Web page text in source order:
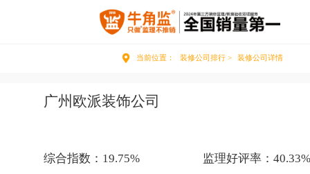
当前位置： 装修公司排行 > 装修公司详情
广州欧派装饰公司
综合指数：19.75% 监理好评率：